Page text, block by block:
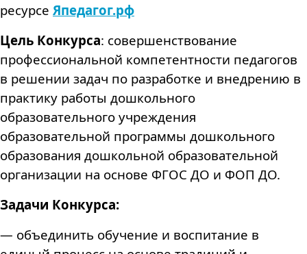
ресурсе Япедагог.рф
Цель Конкурса: совершенствование
профессиональной компетентности педагогов
в решении задач по разработке и внедрению в
практику работы дошкольного
образовательного учреждения
образовательной программы дошкольного
образования дошкольной образовательной
организации на основе ФГОС ДО и ФОП ДО.
Задачи Конкурса:
— объединить обучение и воспитание в